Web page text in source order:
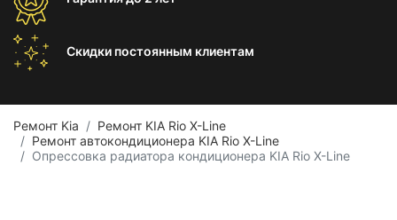
Скидки постоянным клиентам
Ремонт Kia
Ремонт KIA Rio X-Line
Ремонт автокондиционера KIA Rio X-Line
Опрессовка радиатора кондиционера KIA Rio X-Line